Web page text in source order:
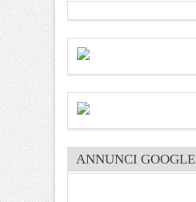
ANNUNCI GOOGLE